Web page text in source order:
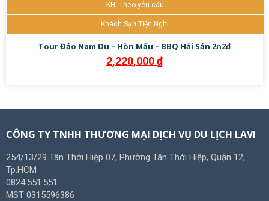
KH: Theo yêu cầu
Khách Sạn Tiện Nghi
Tour Đảo Nam Du – Hòn Mấu – BBQ Hải Sản 2n2đ
2,220,000₫
CÔNG TY TNHH THƯƠNG MẠI DỊCH VỤ DU LỊCH LAVI
254/13/29 Tân Thới Hiệp 07, Phường Tân Thới Hiệp, Quận 12,
Tp.HCM
0824.551.551
MST 0315596386